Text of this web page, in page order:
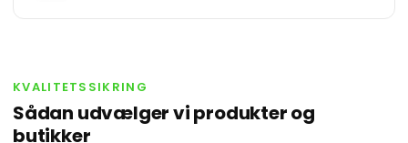
KVALITETSSIKRING
Sådan udvælger vi produkter og
butikker